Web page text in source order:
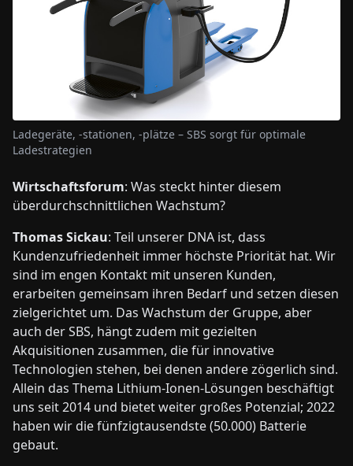
Ladegeräte, -stationen, -plätze – SBS sorgt für optimale
Ladestrategien
Wirtschaftsforum: Was steckt hinter diesem
überdurchschnittlichen Wachstum?
Thomas Sickau: Teil unserer DNA ist, dass
Kundenzufriedenheit immer höchste Priorität hat. Wir
sind im engen Kontakt mit unseren Kunden,
erarbeiten gemeinsam ihren Bedarf und setzen diesen
zielgerichtet um. Das Wachstum der Gruppe, aber
auch der SBS, hängt zudem mit gezielten
Akquisitionen zusammen, die für innovative
Technologien stehen, bei denen andere zögerlich sind.
Allein das Thema Lithium-Ionen-Lösungen beschäftigt
uns seit 2014 und bietet weiter großes Potenzial; 2022
haben wir die fünfzigtausendste (50.000) Batterie
gebaut.